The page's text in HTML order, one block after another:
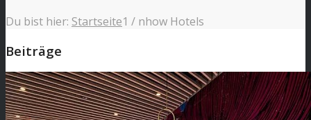
Du bist hier: Startseite1 / nhow Hotels
Beiträge